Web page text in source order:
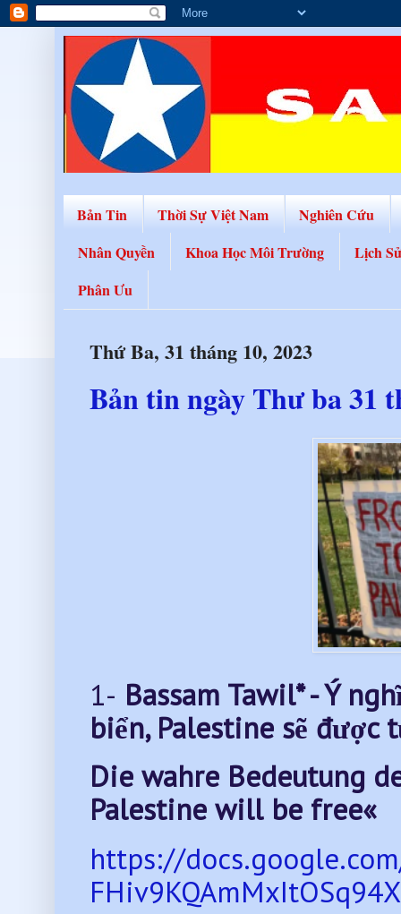
Bản Tin Thời Sự Việt Nam
Nghiên Cứu
Nhân Quyền
Khoa Học Môi Trường
Lịch
Phân Ưu
Thứ Ba, 31 tháng 10, 2023
Bản tin ngày Thư ba 31
1- Bassam Tawil* - Ý
biển, Palestine sẽ được
Die wahre Bedeutung
Palestine will be free«
https://